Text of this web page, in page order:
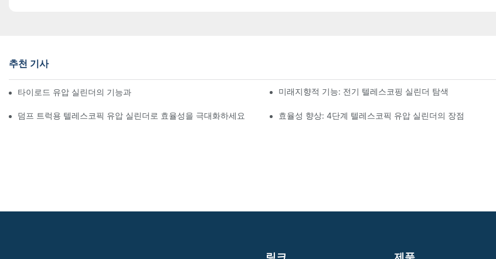
추천 기사
타이로드 유압 실린더의 기능과 중요성 이해 미래지향적 기능: 전기 텔레스코핑 실린더 탐색
덤프 트럭용 텔레스코픽 유압 실린더로 효율성을 극대화하세요 효율성 향상: 4단계 텔레스코픽 유압 실린더의 장점